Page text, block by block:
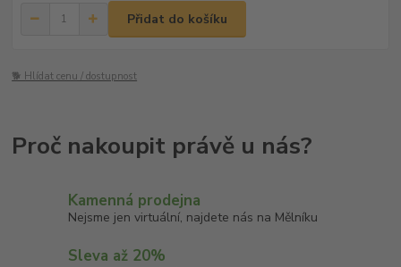
Přidat do košíku
🐕 Hlídat cenu / dostupnost
Kamenná prodejna
Nejsme jen virtuální, najdete nás na Mělníku
Sleva až 20%